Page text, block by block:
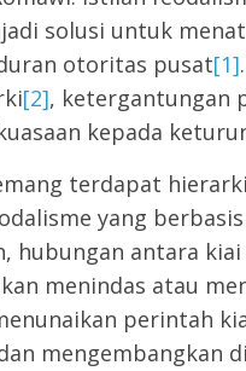
solusi untuk
otoritas pusat[1]
[2], ketergantungan
kepada
terdapat
yang
hubungan antara
menindas atau
perintah
mengembangkan